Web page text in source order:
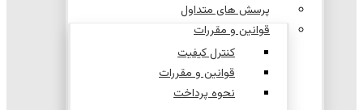
پرسش های متداول
قوانین و مقررات
کنترل کیفیت
قوانین و مقررات
نحوه پرداخت